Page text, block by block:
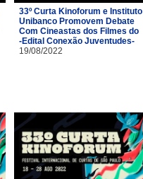
33º Curta Kinoforum e Instituto
Unibanco Promovem Debate
Com Cineastas dos Filmes do
-Edital Conexão Juventudes-
19/08/2022